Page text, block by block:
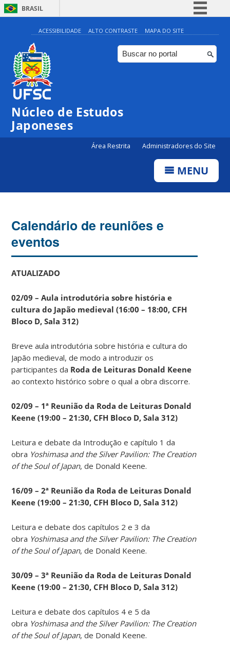
BRASIL
Simplifique!
Comunica BR
Participe
ACESSIBILIDADE ALTO CONTRASTE MAPA DO SITE
Núcleo de Estudos
Japoneses
Área Restrita Administradores do Site
MENU
Calendário de reuniões e
eventos
ATUALIZADO
02/09 – Aula introdutória sobre história e
cultura do Japão medieval (16:00 – 18:00, CFH
Bloco D, Sala 312)
Breve aula introdutória sobre história e cultura do
Japão medieval, de modo a introduzir os
participantes da Roda de Leituras Donald Keene
ao contexto histórico sobre o qual a obra discorre.
02/09 – 1ª Reunião da Roda de Leituras Donald
Keene (19:00 – 21:30, CFH Bloco D, Sala 312)
Leitura e debate da Introdução e capítulo 1 da
obra Yoshimasa and the Silver Pavilion: The Creation
of the Soul of Japan, de Donald Keene.
16/09 – 2ª Reunião da Roda de Leituras Donald
Keene (19:00 – 21:30, CFH Bloco D, Sala 312)
Leitura e debate dos capítulos 2 e 3 da
obra Yoshimasa and the Silver Pavilion: The Creation
of the Soul of Japan, de Donald Keene.
30/09 – 3ª Reunião da Roda de Leituras Donald
Keene (19:00 – 21:30, CFH Bloco D, Sala 312)
Leitura e debate dos capítulos 4 e 5 da
obra Yoshimasa and the Silver Pavilion: The Creation
of the Soul of Japan, de Donald Keene.